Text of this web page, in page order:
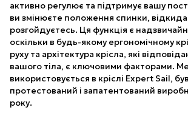
активно регулює та підтримує вашу
ви змінюєте положення спинки,
розгойдуєтесь. Ця функція є
оскільки в будь-якому ергономічному
руху та архітектура крісла, які
вашого тіла, є ключовими факторами.
використовується в кріслі Expert Sail,
протестований і запатентований
року.